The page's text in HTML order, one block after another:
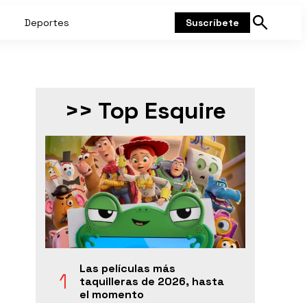
Deportes Suscríbete
Mostrar
>> Top Esquire
Las películas más
taquilleras de 2026, hasta
el momento